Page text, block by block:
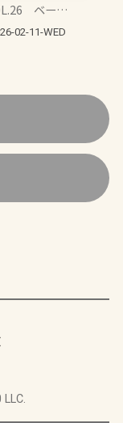
ベー…
02-11-WED